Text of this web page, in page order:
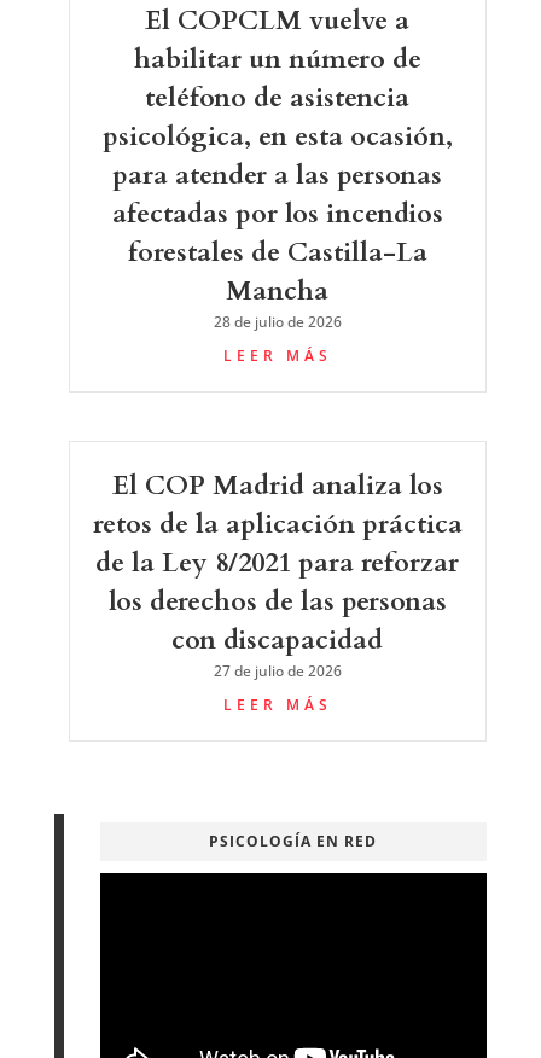
El COPCLM vuelve a
habilitar un número de
teléfono de asistencia
psicológica, en esta ocasión,
para atender a las personas
afectadas por los incendios
forestales de Castilla-La
Mancha
28 de julio de 2026
LEER MÁS
El COP Madrid analiza los
retos de la aplicación práctica
de la Ley 8/2021 para reforzar
los derechos de las personas
con discapacidad
27 de julio de 2026
LEER MÁS
PSICOLOGÍA EN RED